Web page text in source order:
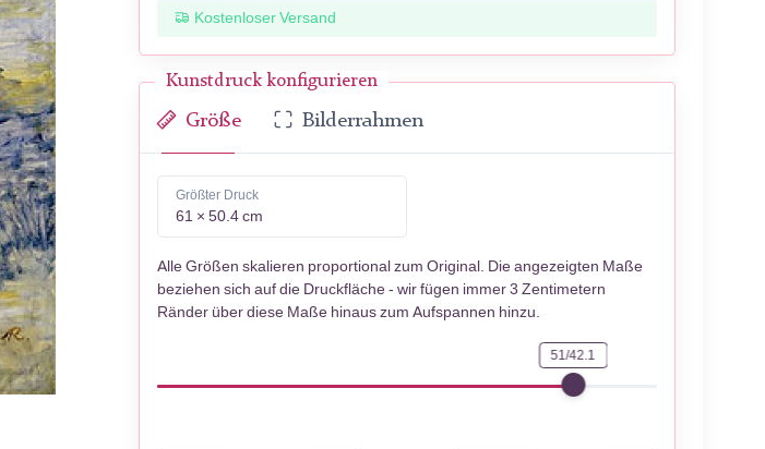
Kostenloser Versand
Kunstdruck konfigurieren
Größe Bilderrahmen
Größter Druck
61 × 50.4 cm
Alle Größen skalieren proportional zum Original. Die angezeigten Maße
beziehen sich auf die Druckfläche - wir fügen immer 3 Zentimetern
Ränder über diese Maße hinaus zum Aufspannen hinzu.
51/42.1